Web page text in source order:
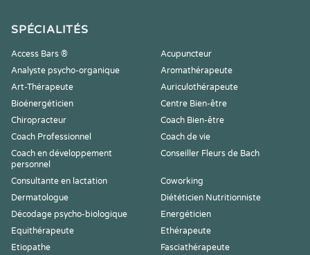
SPÉCIALITÉS
Access Bars ®
Acupuncteur
Analyste psycho-organique
Aromathérapeute
Art-Thérapeute
Auriculothérapeute
Bioénergéticien
Centre Bien-être
Chiropracteur
Coach Bien-être
Coach Professionnel
Coach de vie
Coach en développement
personnel
Conseiller Fleurs de Bach
Consultante en lactation
Coworking
Dermatologue
Diététicien Nutritionniste
Décodage psycho-biologique
Energéticien
Equithérapeute
Ethérapeute
Etiopathe
Fasciathérapeute